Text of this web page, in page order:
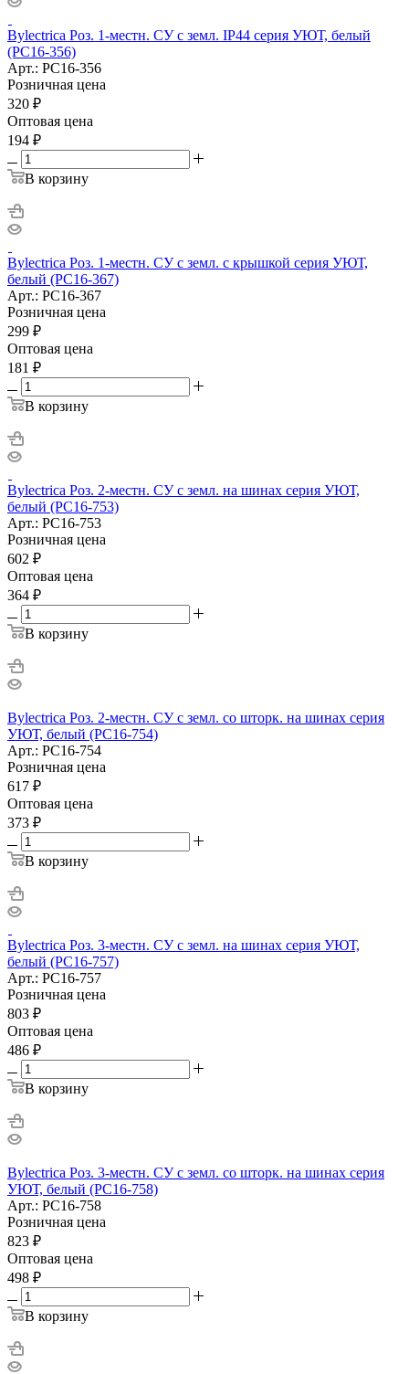
Bylectrica Роз. 1-местн. СУ с земл. IP44 серия УЮТ, белый
(РС16-356)
Арт.: РС16-356
Розничная цена
320 ₽
Оптовая цена
194 ₽
В корзину
Bylectrica Роз. 1-местн. СУ с земл. с крышкой серия УЮТ,
белый (РС16-367)
Арт.: РС16-367
Розничная цена
299 ₽
Оптовая цена
181 ₽
В корзину
Bylectrica Роз. 2-местн. СУ с земл. на шинах серия УЮТ,
белый (РС16-753)
Арт.: РС16-753
Розничная цена
602 ₽
Оптовая цена
364 ₽
В корзину
Bylectrica Роз. 2-местн. СУ с земл. со шторк. на шинах серия
УЮТ, белый (РС16-754)
Арт.: РС16-754
Розничная цена
617 ₽
Оптовая цена
373 ₽
В корзину
Bylectrica Роз. 3-местн. СУ с земл. на шинах серия УЮТ,
белый (РС16-757)
Арт.: РС16-757
Розничная цена
803 ₽
Оптовая цена
486 ₽
В корзину
Bylectrica Роз. 3-местн. СУ с земл. со шторк. на шинах серия
УЮТ, белый (РС16-758)
Арт.: РС16-758
Розничная цена
823 ₽
Оптовая цена
498 ₽
В корзину